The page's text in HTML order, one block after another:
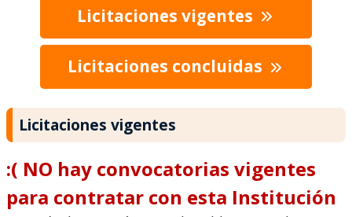
Licitaciones vigentes
Licitaciones concluidas
Licitaciones vigentes
:( NO hay convocatorias vigentes
para contratar con esta Institución